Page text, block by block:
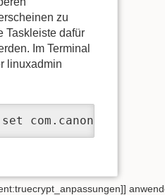
zu
Taskleiste dafür
Im Terminal
linuxadmin
set